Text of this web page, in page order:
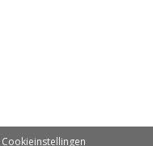
Cookieinstellingen